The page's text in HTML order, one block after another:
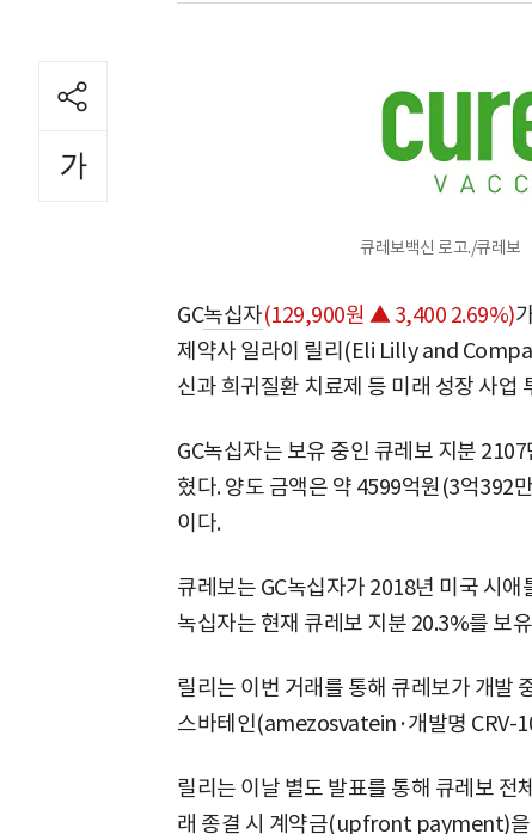
큐레보백신 로고./큐레보
GC녹십자(129,900원 ▲ 3,400 2.69%)
제약사 일라이 릴리(Eli Lilly and
신과 희귀질환 치료제 등 미래 성장 사업
GC녹십자는 보유 중인 큐레보 지분
혔다. 양도 금액은 약 4599억원(3억392
이다.
큐레보는 GC녹십자가 2018년 미국 시
녹십자는 현재 큐레보 지분 20.3%를 보
릴리는 이번 거래를 통해 큐레보가 개발
스바테인(amezosvatein·개발명 CRV-
릴리는 이날 별도 발표를 통해 큐레보 전
래 종결 시 계약금(upfront payment)을